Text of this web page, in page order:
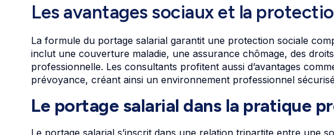
Les avantages sociaux et la
La formule du portage salarial garantit une protection sociale
inclut une couverture maladie, une assurance chômage, des
professionnelle. Les consultants profitent aussi d’avantages
prévoyance, créant ainsi un environnement professionnel
Le portage salarial dans la pratique
Le portage salarial s’inscrit dans une relation tripartite entre une